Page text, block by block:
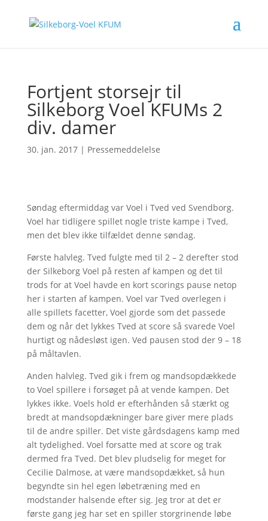
Fortjent storsejr til
Silkeborg Voel KFUMs 2
div. damer
30. jan. 2017| Pressemeddelelse
Søndag eftermiddag var Voel i Tved ved Svendborg.
Voel har tidligere spillet nogle triste kampe i Tved,
men det blev ikke tilfældet denne søndag.
Første halvleg. Tved fulgte med til 2 – 2 derefter stod
der Silkeborg Voel på resten af kampen og det til
trods for at Voel havde en kort scorings pause netop
her i starten af kampen. Voel var Tved overlegen i
alle spillets facetter, Voel gjorde som det passede
dem og når det lykkes Tved at score så svarede Voel
hurtigt og nådesløst igen. Ved pausen stod der 9 – 18
på måltavlen.
Anden halvleg. Tved gik i frem og mandsopdækkede
to Voel spillere i forsøget på at vende kampen. Det
lykkes ikke. Voels hold er efterhånden så stærkt og
bredt at mandsopdækninger bare giver mere plads
til de andre spiller. Det viste gårdsdagens kamp med
alt tydelighed. Voel forsatte med at score og trak
dermed fra Tved. Det blev pludselig for meget for
Cecilie Dalmose, at være mandsopdækket, så hun
begyndte sin hel egen løbetræning med en
modstander halsende efter sig. Jeg tror at det er
første gang jeg har set en spiller storgrinende løbe